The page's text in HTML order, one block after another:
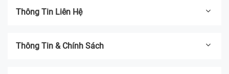
Thông Tin Liên Hệ
Thông Tin & Chính Sách